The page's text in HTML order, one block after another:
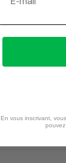
En vous inscrivant,